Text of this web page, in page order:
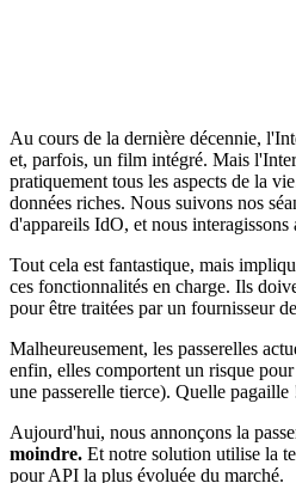
Au cours de la dernière décennie,
et, parfois, un film intégré. Mais
pratiquement tous les aspects de la
données riches. Nous suivons nos
d'appareils IdO, et nous interagissons
Tout cela est fantastique, mais
ces fonctionnalités en charge. Ils
pour être traitées par un fournisseur
Malheureusement, les passerelles
enfin, elles comportent un risque
une passerelle tierce). Quelle pagaille
Aujourd'hui, nous annonçons la
moindre. Et notre solution utilise la
pour API la plus évoluée du marché.